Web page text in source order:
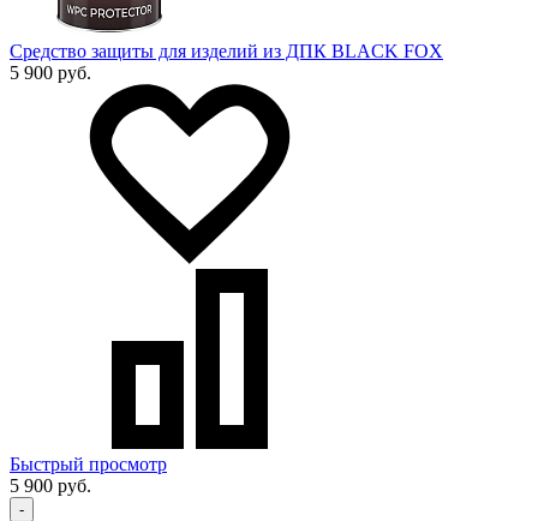
Средство защиты для изделий из ДПК BLACK FOX
5 900 руб.
Быстрый просмотр
5 900 руб.
-